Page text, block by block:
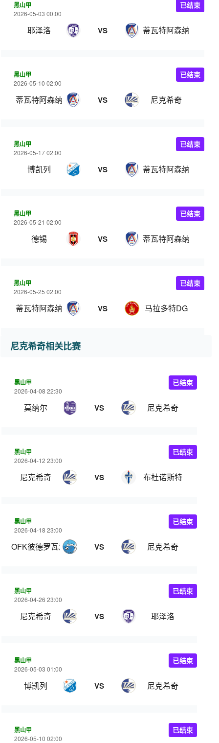
黑山甲
2026-05-03 00:00
耶泽洛 VS 蒂瓦特阿森纳
已结束
黑山甲
2026-05-10 02:00
蒂瓦特阿森纳 VS 尼克希奇
已结束
黑山甲
2026-05-17 02:00
博凯列 VS 蒂瓦特阿森纳
已结束
黑山甲
2026-05-21 02:00
德锡 VS 蒂瓦特阿森纳
已结束
黑山甲
2026-05-25 02:00
蒂瓦特阿森纳 VS 马拉多特DG
已结束
尼克希奇相关比赛
黑山甲
2026-04-08 22:30
莫纳尔 VS 尼克希奇
已结束
黑山甲
2026-04-12 23:00
尼克希奇 VS 布杜诺斯特
已结束
黑山甲
2026-04-18 23:00
OFK彼德罗瓦茨 VS 尼克希奇
已结束
黑山甲
2026-04-26 23:00
尼克希奇 VS 耶泽洛
已结束
黑山甲
2026-05-03 01:00
博凯列 VS 尼克希奇
已结束
黑山甲
2026-05-10 02:00
已结束